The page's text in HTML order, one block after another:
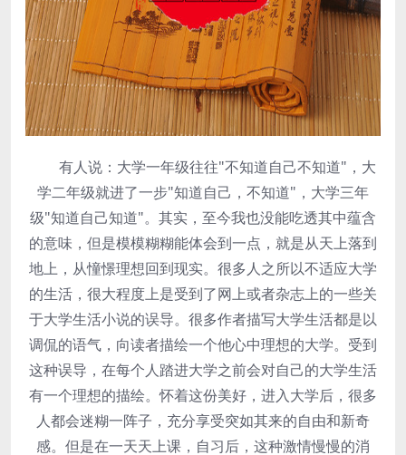
有人说：大学一年级往往"不知道自己不知道"，大
学二年级就进了一步"知道自己，不知道"，大学三年
级"知道自己知道"。其实，至今我也没能吃透其中蕴含
的意味，但是模模糊糊能体会到一点，就是从天上落到
地上，从憧憬理想回到现实。很多人之所以不适应大学
的生活，很大程度上是受到了网上或者杂志上的一些关
于大学生活小说的误导。很多作者描写大学生活都是以
调侃的语气，向读者描绘一个他心中理想的大学。受到
这种误导，在每个人踏进大学之前会对自己的大学生活
有一个理想的描绘。怀着这份美好，进入大学后，很多
人都会迷糊一阵子，充分享受突如其来的自由和新奇
感。但是在一天天上课，自习后，这种激情慢慢的消